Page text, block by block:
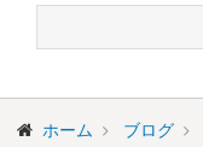
ホーム ブログ